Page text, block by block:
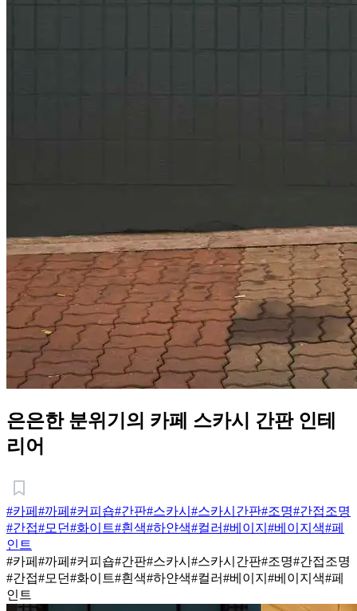
은은한 분위기의 카페 스카시 간판 인테
리어
#카페 #까페 #커피숍#간판#스카시 #스카시간판#조명#간접조명
#간접#모던#화이트#흰색#하얀색#컬러#베이지 #베이지색#페
인트
#카페 #까페 #커피숍#간판#스카시 #스카시간판#조명#간접조명
#간접#모던#화이트#흰색#하얀색#컬러#베이지 #베이지색#페
인트